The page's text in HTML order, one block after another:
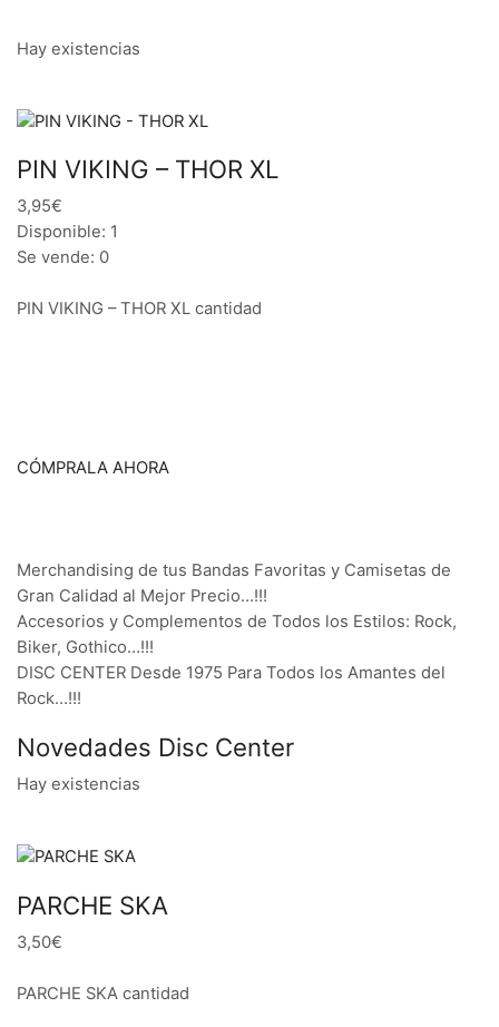
Hay existencias
PIN VIKING – THOR XL
3,95€
Disponible: 1
Se vende: 0
PIN VIKING – THOR XL cantidad
CÓMPRALA AHORA
Merchandising de tus Bandas Favoritas y Camisetas de
Gran Calidad al Mejor Precio…!!!
Accesorios y Complementos de Todos los Estilos: Rock,
Biker, Gothico…!!!
DISC CENTER Desde 1975 Para Todos los Amantes del
Rock…!!!
Novedades Disc Center
Hay existencias
PARCHE SKA
3,50€
PARCHE SKA cantidad